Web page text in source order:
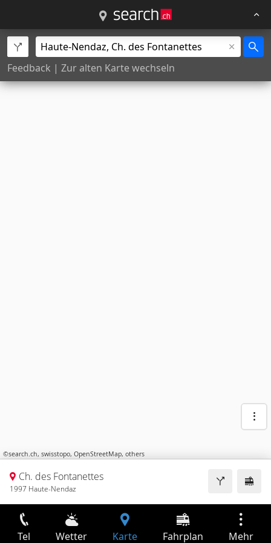
Feedback | Zur alten Karte wechseln
©search.ch, swisstopo, OpenStreetMap, others
Ch. des Fontanettes
1997 Haute-Nendaz
Tel Wetter Karte Fahrplan Mehr